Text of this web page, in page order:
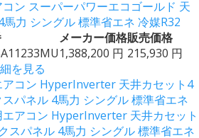
メーカー価格販売価格
1,388,200 円 215,930 円
を見る
アコン HyperInverter 天井カセット4
パネル 4馬力 シングル 標準省エネ